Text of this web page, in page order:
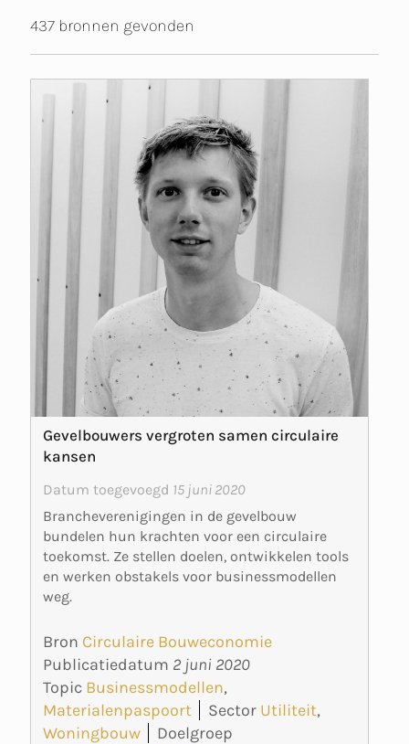
437 bronnen gevonden
Gevelbouwers vergroten samen circulaire
kansen
Datum toegevoegd 15 juni 2020
Brancheverenigingen in de gevelbouw
bundelen hun krachten voor een circulaire
toekomst. Ze stellen doelen, ontwikkelen tools
en werken obstakels voor businessmodellen
weg.
Bron Circulaire Bouweconomie
Publicatiedatum 2 juni 2020
Topic Businessmodellen,
Materialenpaspoort
Sector Utiliteit,
Woningbouw
Doelgroep